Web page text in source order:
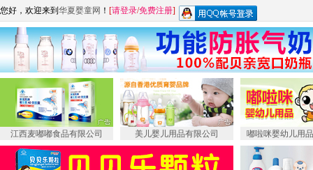
您好，欢迎来到 华夏婴童网 ！ [请登录/免费注册]
江西麦嘟嘟食品有限公司 美儿婴儿用品有限公司 嘟啦咪婴幼儿用